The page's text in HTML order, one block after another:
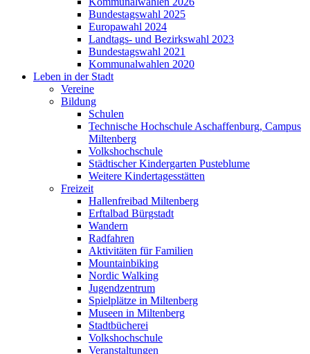
Bundestagswahl 2025
Europawahl 2024
Landtags- und Bezirkswahl 2023
Bundestagswahl 2021
Kommunalwahlen 2020
Leben in der Stadt
Vereine
Bildung
Schulen
Technische Hochschule Aschaffenburg, Campus
Miltenberg
Volkshochschule
Städtischer Kindergarten Pusteblume
Weitere Kindertagesstätten
Freizeit
Hallenfreibad Miltenberg
Erftalbad Bürgstadt
Wandern
Radfahren
Aktivitäten für Familien
Mountainbiking
Nordic Walking
Jugendzentrum
Spielplätze in Miltenberg
Museen in Miltenberg
Stadtbücherei
Volkshochschule
Veranstaltungen